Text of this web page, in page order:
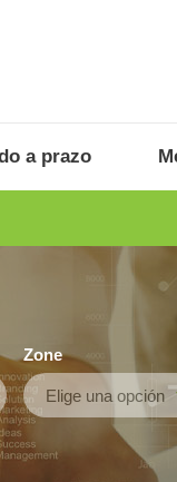
a prazo
Zone
Elige una opción